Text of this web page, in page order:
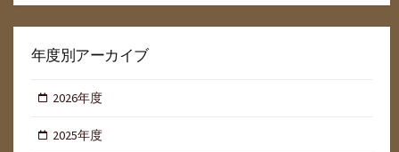
年度別アーカイブ
2026年度
2025年度